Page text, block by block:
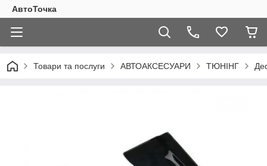
АвтоТочка
Товари та послуги АВТОАКСЕСУАРИ ТЮНІНГ